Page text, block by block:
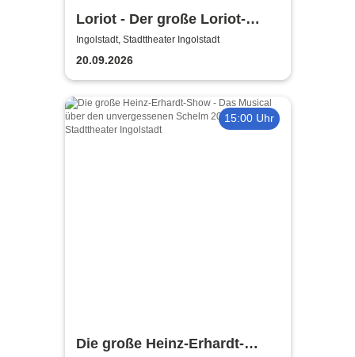
Loriot - Der große Loriot-
Abend
Ingolstadt, Stadttheater Ingolstadt
20.09.2026
15:00 Uhr
Die große Heinz-Erhardt-